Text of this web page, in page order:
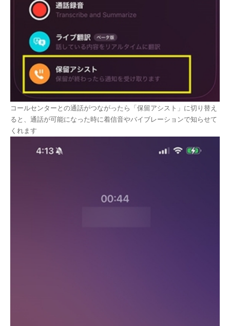
コールセンターとの通話がつながったら「保留アシスト」に切り替え
ると、通話が可能になった時に着信音やバイブレーションで知らせて
くれます